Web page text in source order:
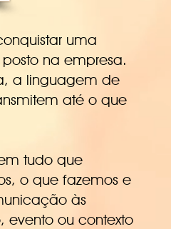
uma
na empresa.
a linguagem de
até o que
tudo que
o que fazemos e
às
evento ou contexto